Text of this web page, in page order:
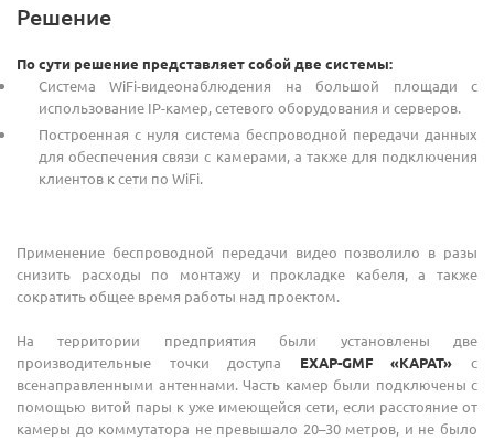
Решение
По сути решение представляет собой две системы:
Система WiFi-видеонаблюдения на большой площади с
использование IP-камер, сетевого оборудования и серверов.
Построенная с нуля система беспроводной передачи данных
для обеспечения связи с камерами, а также для подключения
клиентов к сети по WiFi.
Применение беспроводной передачи видео позволило в разы
снизить расходы по монтажу и прокладке кабеля, а также
сократить общее время работы над проектом.
На территории предприятия были установлены две
производительные точки доступа EXAP-GMF «КАРАТ» с
всенаправленными антеннами. Часть камер были подключены с
помощью витой пары к уже имеющейся сети, если расстояние от
камеры до коммутатора не превышало 20–30 метров, и не было